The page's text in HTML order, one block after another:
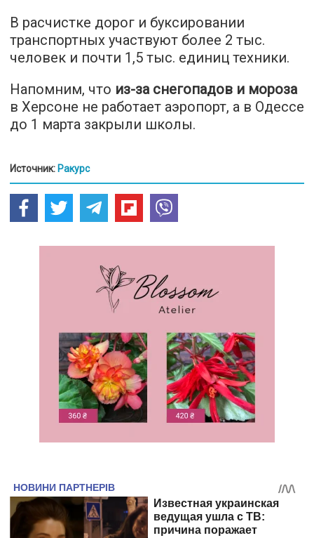
В расчистке дорог и буксировании
транспортных участвуют более 2 тыс.
человек и почти 1,5 тыс. единиц техники.
Напомним, что из-за снегопадов и мороза
в Херсоне не работает аэропорт, а в Одессе
до 1 марта закрыли школы.
Источник: Ракурс